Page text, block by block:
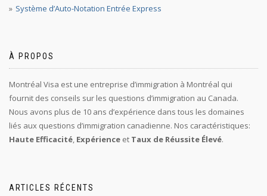
Système d’Auto-Notation Entrée Express
À PROPOS
Montréal Visa est une entreprise d’immigration à Montréal qui
fournit des conseils sur les questions d’immigration au Canada.
Nous avons plus de 10 ans d’expérience dans tous les domaines
liés aux questions d’immigration canadienne. Nos caractéristiques:
Haute Efficacité, Expérience et Taux de Réussite Élevé.
ARTICLES RÉCENTS